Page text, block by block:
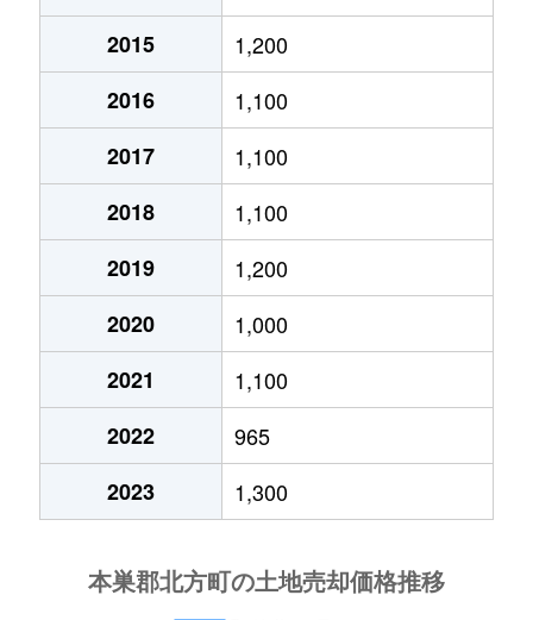
柱本南
4,000万円
春来町
1,200万円
1,300万円
3,200万円
2015
1,200
2016
1,100
2017
1,100
2018
1,100
2019
1,200
2020
1,000
2021
1,100
2022
965
2023
1,300